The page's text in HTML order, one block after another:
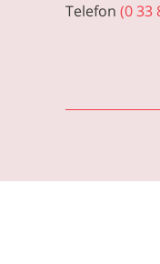
Telefon (0 33